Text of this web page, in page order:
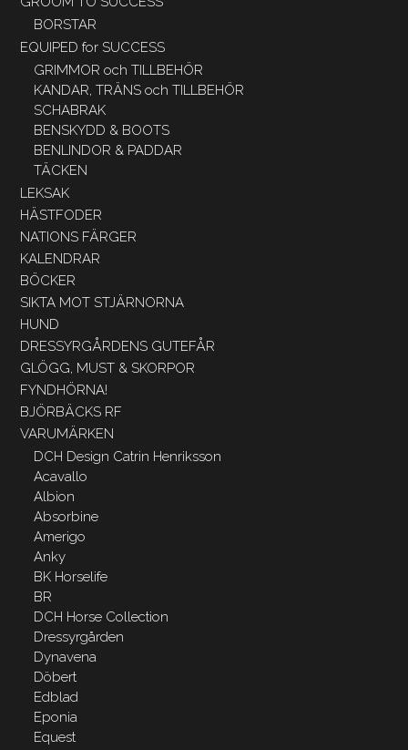
BORSTAR
EQUIPED for SUCCESS
GRIMMOR och TILLBEHÖR
KANDAR, TRÄNS och TILLBEHÖR
SCHABRAK
BENSKYDD & BOOTS
BENLINDOR & PADDAR
TÄCKEN
LEKSAK
HÄSTFODER
NATIONS FÄRGER
KALENDRAR
BÖCKER
SIKTA MOT STJÄRNORNA
HUND
DRESSYRGÅRDENS GUTEFÅR
GLÖGG, MUST & SKORPOR
FYNDHÖRNA!
BJÖRBÄCKS RF
VARUMÄRKEN
DCH Design Catrin Henriksson
Acavallo
Albion
Absorbine
Amerigo
Anky
BK Horselife
BR
DCH Horse Collection
Dressyrgården
Dynavena
Döbert
Edblad
Eponia
Equest